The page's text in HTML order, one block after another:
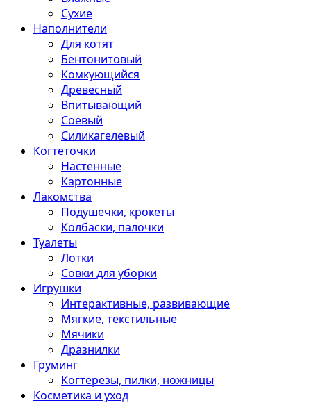
Сухие
Наполнители
Для котят
Бентонитовый
Комкующийся
Древесный
Впитывающий
Соевый
Силикагелевый
Когтеточки
Настенные
Картонные
Лакомства
Подушечки, крокеты
Колбаски, палочки
Туалеты
Лотки
Совки для уборки
Игрушки
Интерактивные, развивающие
Мягкие, текстильные
Мячики
Дразнилки
Груминг
Когтерезы, пилки, ножницы
Косметика и уход